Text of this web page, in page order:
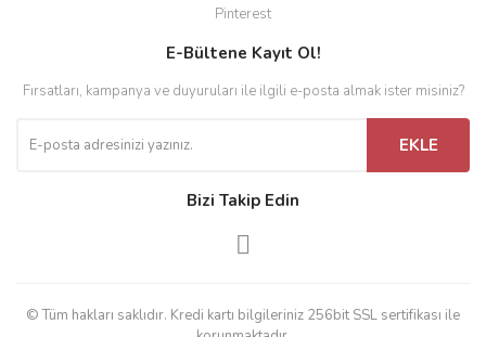
Pinterest
E-Bültene Kayıt Ol!
Fırsatları, kampanya ve duyuruları ile ilgili e-posta almak ister misiniz?
EKLE
Bizi Takip Edin
© Tüm hakları saklıdır. Kredi kartı bilgileriniz 256bit SSL sertifikası ile